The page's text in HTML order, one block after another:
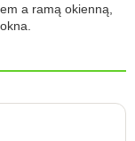
a ramą okienną,